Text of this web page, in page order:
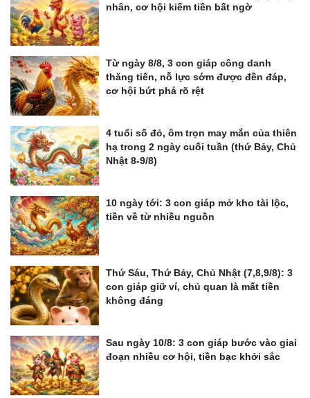
nhân, cơ hội kiếm tiền bất ngờ
Từ ngày 8/8, 3 con giáp công danh
thăng tiến, nỗ lực sớm được đền đáp,
cơ hội bứt phá rõ rệt
4 tuổi số đỏ, ôm trọn may mắn của thiên
hạ trong 2 ngày cuối tuần (thứ Bảy, Chủ
Nhật 8-9/8)
10 ngày tới: 3 con giáp mở kho tài lộc,
tiền về từ nhiều nguồn
Thứ Sáu, Thứ Bảy, Chủ Nhật (7,8,9/8): 3
con giáp giữ ví, chủ quan là mất tiền
không đáng
Sau ngày 10/8: 3 con giáp bước vào giai
đoạn nhiều cơ hội, tiền bạc khởi sắc